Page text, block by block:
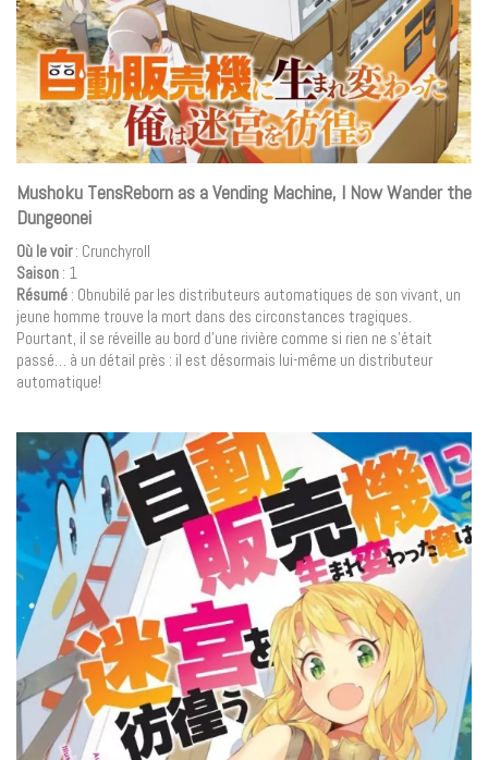
Mushoku TensReborn as a Vending Machine, I Now Wander the
Dungeonei
Où le voir: Crunchyroll
Saison : 1
Résumé : Obnubilé par les distributeurs automatiques de son vivant, un
jeune homme trouve la mort dans des circonstances tragiques.
Pourtant, il se réveille au bord d’une rivière comme si rien ne s’était
passé… à un détail près : il est désormais lui-même un distributeur
automatique!